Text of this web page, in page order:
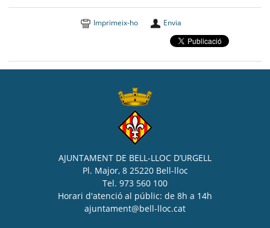
Imprimeix-ho Envia
AJUNTAMENT DE BELL-LLOC D’URGELL
Pl. Major, 8 25220 Bell-lloc
Tel. 973 560 100
Horari d'atenció al públic: de 8h a 14h
ajuntament@bell-lloc.cat